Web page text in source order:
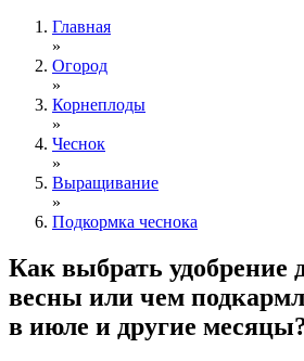
Главная
»
Огород
»
Корнеплоды
»
Чеснок
»
Выращивание
»
Подкормка чеснока
Как выбрать удобрение
весны или чем
в июле и другие